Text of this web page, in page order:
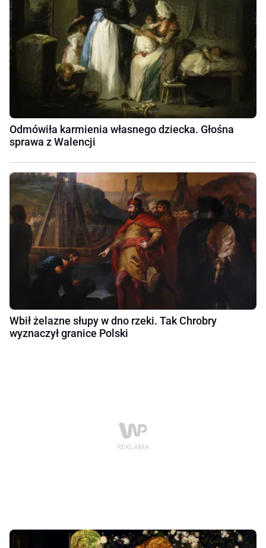
Odmówiła karmienia własnego dziecka. Głośna
sprawa z Walencji
Wbił żelazne słupy w dno rzeki. Tak Chrobry
wyznaczył granice Polski